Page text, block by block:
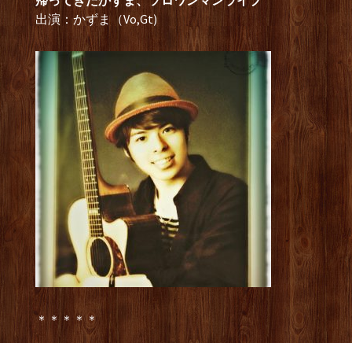
出演：かずま（Vo,Gt)
＊＊＊＊＊